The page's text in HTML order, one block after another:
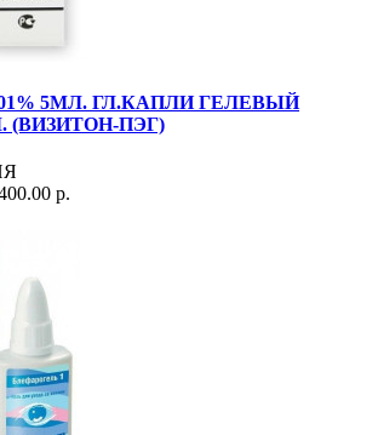
5МЛ. ГЛ.КАПЛИ ГЕЛЕВЫЙ
(ВИЗИТОН-ПЭГ)
р.